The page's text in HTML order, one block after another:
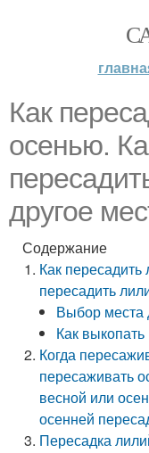
Как
осенью.
другое
Содержание
Как
пересадить
Выбор места
Как
Когда
пересаживать
весной или
осенней
Пересадка